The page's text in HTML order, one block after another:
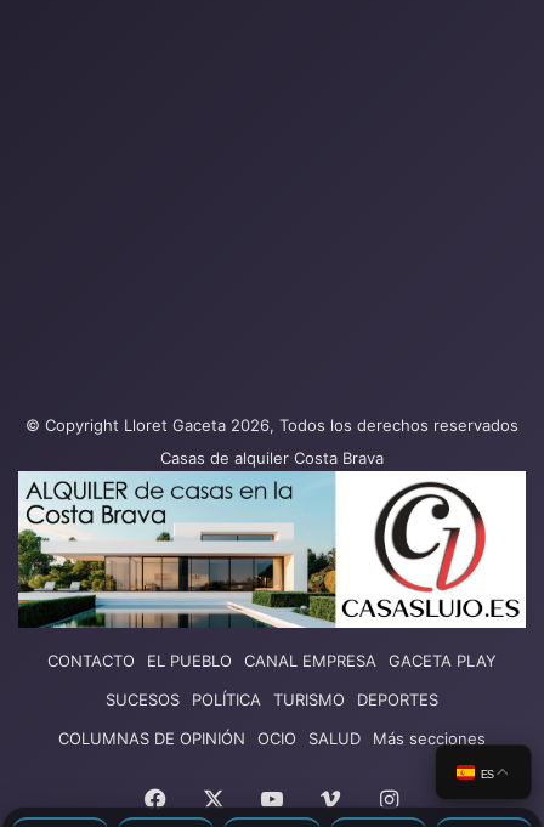
© Copyright Lloret Gaceta 2026, Todos los derechos reservados
Casas de alquiler Costa Brava
CONTACTO EL PUEBLO CANAL EMPRESA
GACETA PLAY
SUCESOS
POLÍTICA TURISMO
DEPORTES
COLUMNAS DE OPINIÓN
OCIO SALUD Más secciones
Facebook YouTubeVimeoInstagram
ES